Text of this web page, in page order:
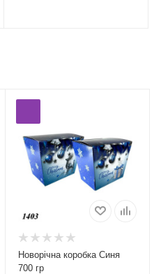
Новорічна коробка Синя
700 гр